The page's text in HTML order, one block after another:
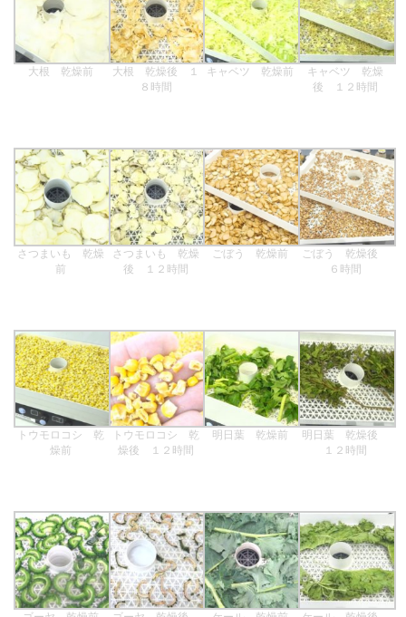
大根 乾燥前
大根 乾燥後 １
８時間
キャベツ 乾燥前
キャベツ 乾燥
後 １２時間
さつまいも 乾燥
前
さつまいも 乾燥
後 １２時間
ごぼう 乾燥前
ごぼう 乾燥後
６時間
トウモロコシ 乾
燥前
トウモロコシ 乾
燥後 １２時間
明日葉 乾燥前
明日葉 乾燥後
１２時間